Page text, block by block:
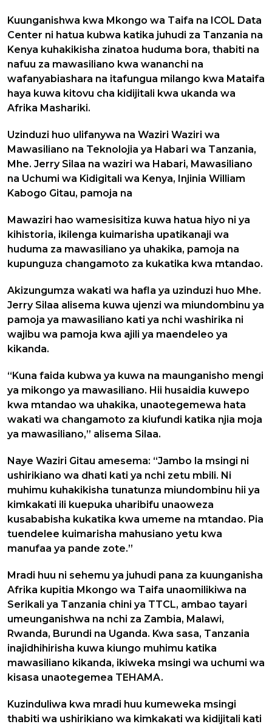
Kuunganishwa kwa Mkongo wa Taifa na ICOL Data
Center ni hatua kubwa katika juhudi za Tanzania na
Kenya kuhakikisha zinatoa huduma bora, thabiti na
nafuu za mawasiliano kwa wananchi na
wafanyabiashara na itafungua milango kwa Mataifa
haya kuwa kitovu cha kidijitali kwa ukanda wa
Afrika Mashariki.
Uzinduzi huo ulifanywa na Waziri Waziri wa
Mawasiliano na Teknolojia ya Habari wa Tanzania,
Mhe. Jerry Silaa na waziri wa Habari, Mawasiliano
na Uchumi wa Kidigitali wa Kenya, Injinia William
Kabogo Gitau, pamoja na
Mawaziri hao wamesisitiza kuwa hatua hiyo ni ya
kihistoria, ikilenga kuimarisha upatikanaji wa
huduma za mawasiliano ya uhakika, pamoja na
kupunguza changamoto za kukatika kwa mtandao.
Akizungumza wakati wa hafla ya uzinduzi huo Mhe.
Jerry Silaa alisema kuwa ujenzi wa miundombinu ya
pamoja ya mawasiliano kati ya nchi washirika ni
wajibu wa pamoja kwa ajili ya maendeleo ya
kikanda.
“Kuna faida kubwa ya kuwa na maunganisho mengi
ya mikongo ya mawasiliano. Hii husaidia kuwepo
kwa mtandao wa uhakika, unaotegemewa hata
wakati wa changamoto za kiufundi katika njia moja
ya mawasiliano,” alisema Silaa.
Naye Waziri Gitau amesema: “Jambo la msingi ni
ushirikiano wa dhati kati ya nchi zetu mbili. Ni
muhimu kuhakikisha tunatunza miundombinu hii ya
kimkakati ili kuepuka uharibifu unaoweza
kusababisha kukatika kwa umeme na mtandao. Pia
tuendelee kuimarisha mahusiano yetu kwa
manufaa ya pande zote.”
Mradi huu ni sehemu ya juhudi pana za kuunganisha
Afrika kupitia Mkongo wa Taifa unaomilikiwa na
Serikali ya Tanzania chini ya TTCL, ambao tayari
umeunganishwa na nchi za Zambia, Malawi,
Rwanda, Burundi na Uganda. Kwa sasa, Tanzania
inajidhihirisha kuwa kiungo muhimu katika
mawasiliano kikanda, ikiweka msingi wa uchumi wa
kisasa unaotegemea TEHAMA.
Kuzinduliwa kwa mradi huu kumeweka msingi
thabiti wa ushirikiano wa kimkakati wa kidijitali kati